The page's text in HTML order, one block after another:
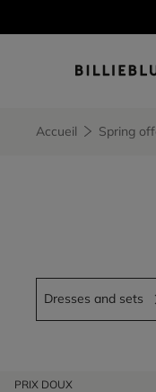
Accueil Spring
Dresses and sets
Remove filter
PRIX DOUX